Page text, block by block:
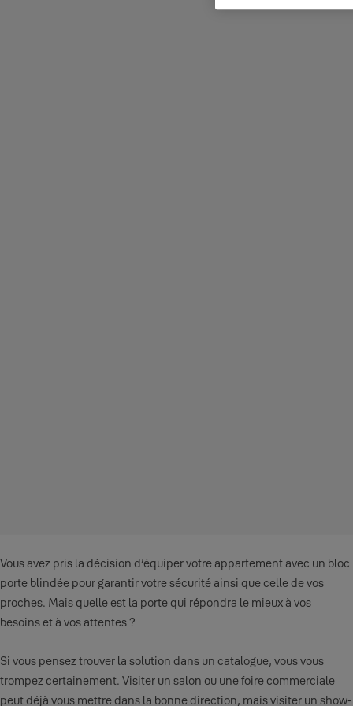
Vous avez pris la décision d’équiper votre appartement avec un bloc
porte blindée pour garantir votre sécurité ainsi que celle de vos
proches. Mais quelle est la porte qui répondra le mieux à vos
besoins et à vos attentes ?
Si vous pensez trouver la solution dans un catalogue, vous vous
trompez certainement. Visiter un salon ou une foire commerciale
peut déjà vous mettre dans la bonne direction, mais visiter un show-